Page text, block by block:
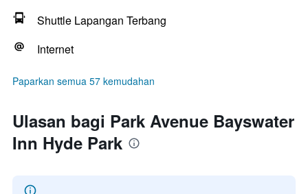
Shuttle Lapangan Terbang
Internet
Paparkan semua 57 kemudahan
Ulasan bagi Park Avenue Bayswater
Inn Hyde Park